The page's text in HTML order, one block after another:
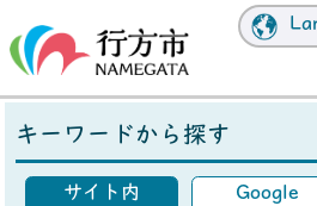
キーワードから探す
サイト内 Google